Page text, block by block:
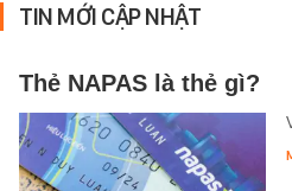
TIN MỚI CẬP NHẬT
Thẻ NAPAS là thẻ gì?